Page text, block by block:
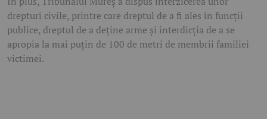
drepturi civile, printre care dreptul de a fi ales în funcții
publice, dreptul de a deține arme și interdicția de a se
apropia la mai puțin de 100 de metri de membrii familiei
victimei.